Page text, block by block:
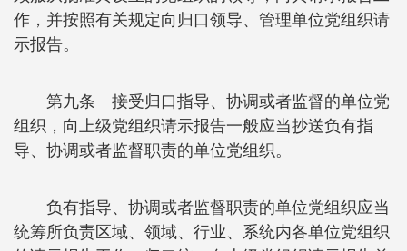
作，并按照有关规定向归口领导、管理单位党组织请
示报告。
第九条 接受归口指导、协调或者监督的单位党
组织，向上级党组织请示报告一般应当抄送负有指
导、协调或者监督职责的单位党组织。
负有指导、协调或者监督职责的单位党组织应当
统筹所负责区域、领域、行业、系统内各单位党组织